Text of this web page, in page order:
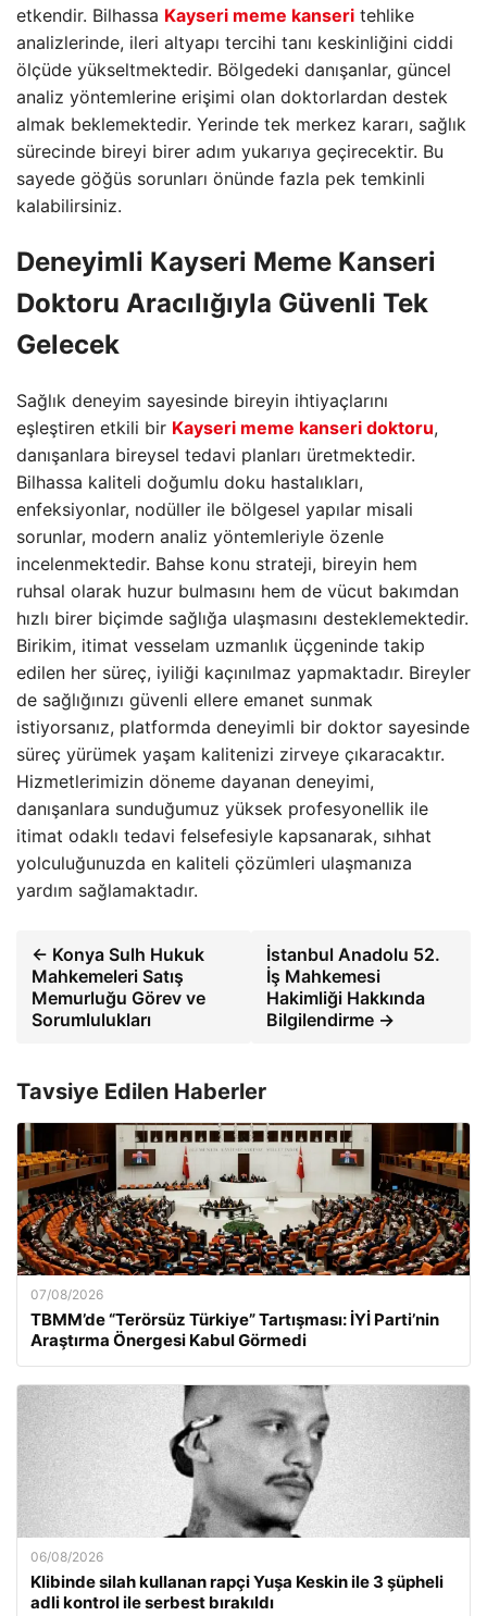
etkendir. Bilhassa Kayseri meme kanseri tehlike
analizlerinde, ileri altyapı tercihi tanı keskinliğini ciddi
ölçüde yükseltmektedir. Bölgedeki danışanlar, güncel
analiz yöntemlerine erişimi olan doktorlardan destek
almak beklemektedir. Yerinde tek merkez kararı, sağlık
sürecinde bireyi birer adım yukarıya geçirecektir. Bu
sayede göğüs sorunları önünde fazla pek temkinli
kalabilirsiniz.
Deneyimli Kayseri Meme Kanseri
Doktoru Aracılığıyla Güvenli Tek
Gelecek
Sağlık deneyim sayesinde bireyin ihtiyaçlarını
eşleştiren etkili bir Kayseri meme kanseri doktoru,
danışanlara bireysel tedavi planları üretmektedir.
Bilhassa kaliteli doğumlu doku hastalıkları,
enfeksiyonlar, nodüller ile bölgesel yapılar misali
sorunlar, modern analiz yöntemleriyle özenle
incelenmektedir. Bahse konu strateji, bireyin hem
ruhsal olarak huzur bulmasını hem de vücut bakımdan
hızlı birer biçimde sağlığa ulaşmasını desteklemektedir.
Birikim, itimat vesselam uzmanlık üçgeninde takip
edilen her süreç, iyiliği kaçınılmaz yapmaktadır. Bireyler
de sağlığınızı güvenli ellere emanet sunmak
istiyorsanız, platformda deneyimli bir doktor sayesinde
süreç yürümek yaşam kalitenizi zirveye çıkaracaktır.
Hizmetlerimizin döneme dayanan deneyimi,
danışanlara sunduğumuz yüksek profesyonellik ile
itimat odaklı tedavi felsefesiyle kapsanarak, sıhhat
yolculuğunuzda en kaliteli çözümleri ulaşmanıza
yardım sağlamaktadır.
← Konya Sulh Hukuk
Mahkemeleri Satış
Memurluğu Görev ve
Sorumlulukları
İstanbul Anadolu 52.
İş Mahkemesi
Hakimliği Hakkında
Bilgilendirme →
Tavsiye Edilen Haberler
07/08/2026
TBMM’de “Terörsüz Türkiye” Tartışması: İYİ Parti’nin
Araştırma Önergesi Kabul Görmedi
06/08/2026
Klibinde silah kullanan rapçi Yuşa Keskin ile 3 şüpheli
adli kontrol ile serbest bırakıldı